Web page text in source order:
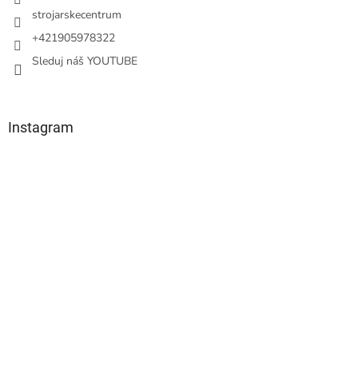
strojarskecentrum
+421905978322
Sleduj náš YOUTUBE
Instagram